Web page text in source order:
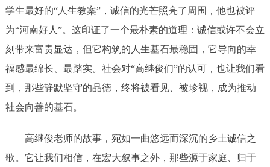
学生最好的“人生教案”，诚信的光芒照亮了周围，他也被评
为“河南好人”。这印证了一个最朴素的道理：诚信或许不会立
刻带来富贵显达，但它构筑的人生基石最稳固，它导向的幸
福感最绵长、最踏实。社会对“高继俊们”的认可，也让我们看
到，那些静默坚守的品德，终将被看见、被珍视，成为推动
社会向善的基石。
高继俊老师的故事，宛如一曲悠远而深沉的乡土诚信之
歌。它让我们相信，在宏大叙事之外，那些源于家庭、归于